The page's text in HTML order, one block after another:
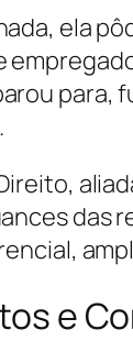
ela
para,
das
e